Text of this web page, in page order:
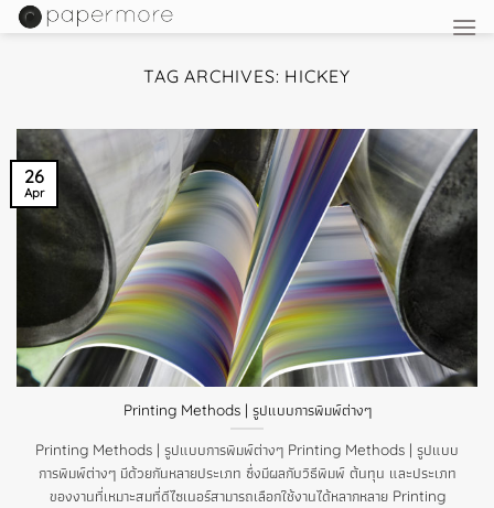
Skip
to
TAG ARCHIVES: HICKEY
Printing Methods | รูปแบบการพิมพ์ต่างๆ
Printing Methods | รูปแบบการพิมพ์ต่างๆ Printing Methods | รูปแบบ
การพิมพ์ต่างๆ มีด้วยกันหลายประเภท ซึ่งมีผลกับวิธีพิมพ์ ต้นทุน และประเภท
ของงานที่เหมาะสมที่ดีไซเนอร์สามารถเลือกใช้งานได้หลากหลาย Printing
26
Apr